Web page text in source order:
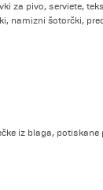
za pivo, serviete,
namizni šotorčki,
iz blaga, potiskane